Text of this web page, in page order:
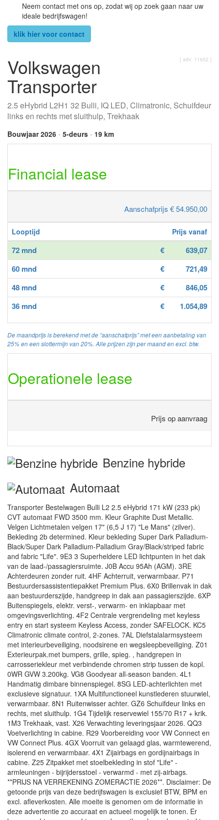
Neem contact met ons op, zodat wij op zoek gaan naar uw
ideale bedrijfswagen!
klik hier voor contact
[ adv: 11652 ]
Volkswagen
Transporter
2.5 eHybrid L2H1 32 Bulli, IQ LED, Climatronic, Schuifdeur
links en rechts met sluithulp, Trekhaak
Bouwjaar 2026 • 5-deurs • 19 km
Financial lease
Aanschafprijs € 54.950,00
Looptijd Prijs vanaf
72 mnd €
639,07
60 mnd
€
721,49
48 mnd
€
846,05
36 mnd
€ 1.054,89
De maandprijs is berekend met de “aanschafprijs” met een aanbetaling van
25% en een slottermijn van 20%. Alle prijzen zijn per maand en excl. btw.
Operationele lease
Prijs op aanvraag
Benzine hybride
Automaat
Transporter Bestelwagen Bulli L2 2.5 eHybrid 171 kW (233 pk)
CVT automaat FWD 3500 mm. Kleur Graphite Dust Metallic.
Velgen Lichtmetalen velgen 17" (6,5 J 17) "Le Mans" (zilver).
Bekleding 2b determined. Kleur bekleding Super Dark Palladium-
Black/Super Dark Palladium-Palladium Gray/Black/striped fabric
and fabric "Life". 9E3 3 Superheldere LED lichtpunten in het dak
van de laad-/passagiersruimte. J0B Accu 95Ah (AGM). 3RE
Achterdeuren zonder ruit. 4HF Achterruit, verwarmbaar. P71
Bestuurdersassistentiepakket Premium Plus. 6X0 Brillenvak in dak
aan bestuurderszijde, handgreep in dak aan passagierszijde. 6XP
Buitenspiegels, elektr. verst-, verwarm- en inklapbaar met
omgevingsverlichting. 4F2 Centrale vergrendeling met keyless
entry en start systeem Keyless Access, zonder SAFELOCK. KC5
Climatronic climate control, 2-zones. 7AL Diefstalalarmsysteem
met interieurbeveiliging, noodsirene en wegsleepbeveiliging. Z01
Exterieurpak.met bumpers, grille, spieg. , handgrepen in
carrosseriekleur met verbindende chromen strip tussen de kopl.
0WR GVW 3.200kg. VG8 Goodyear all-season banden. 4L1
Handmatig dimbare binnenspiegel. 8SG LED-achterlichten met
exclusieve signatuur. 1XA Multifunctioneel kunstlederen stuurwiel,
verwarmbaar. 8N1 Ruitenwisser achter. GZ6 Schuifdeur links en
rechts, met sluithulp. 1G4 Tijdelijk reservewiel 155/70 R17 + krik.
1M3 Trekhaak, vast. X26 Verwachting leveringsjaar 2026. QQ3
Voetverlichting in cabine. R29 Voorbereiding voor VW Connect en
VW Connect Plus. 4GX Voorruit van gelaagd glas, warmtewerend,
isolerend en verwarmbaar. 4X1 Zijairbags en gordijnairbags in
cabine. Z25 Zitpakket met stoelbekleding in stof "Life" -
armleuningen - bijrijdersstoel - verwarmd - met zij-airbags.
**PRIJS NA VERREKENING ZOMERACTIE 2026**. Disclaimer: De
getoonde prijs van deze bedrijfswagen is exclusief BTW, BPM en
excl. afleverkosten. Alle moeite is genomen om de informatie in
deze advertentie zo accuraat en actueel mogelijk te tonen. Er